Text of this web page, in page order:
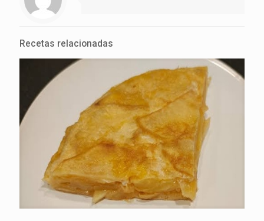
Recetas relacionadas